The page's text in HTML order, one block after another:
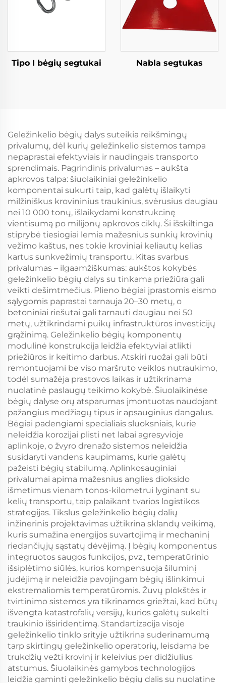
Tipo I bėgių segtukai Nabla segtukas
Geležinkelio bėgių dalys suteikia reikšmingų
privalumų, dėl kurių geležinkelio sistemos tampa
nepaprastai efektyviais ir naudingais transporto
sprendimais. Pagrindinis privalumas – aukšta
apkrovos talpa: šiuolaikiniai geležinkelio
komponentai sukurti taip, kad galėtų išlaikyti
milžiniškus krovininius traukinius, svėrusius daugiau
nei 10 000 tonų, išlaikydami konstrukcinę
vientisumą po milijonų apkrovos ciklų. Ši išskiltinga
stiprybė tiesiogiai lemia mažesnius sunkių krovinių
vežimo kaštus, nes tokie kroviniai keliautų kelias
kartus sunkvežimių transportu. Kitas svarbus
privalumas – ilgaamžiškumas: aukštos kokybės
geležinkelio bėgių dalys su tinkama priežiūra gali
veikti dešimtmečius. Plieno bėgiai įprastomis eismo
sąlygomis paprastai tarnauja 20–30 metų, o
betoniniai riešutai gali tarnauti daugiau nei 50
metų, užtikrindami puikų infrastruktūros investicijų
grąžinimą. Geležinkelio bėgių komponentų
modulinė konstrukcija leidžia efektyviai atlikti
priežiūros ir keitimo darbus. Atskiri ruožai gali būti
remontuojami be viso maršruto veiklos nutraukimo,
todėl sumažėja prastovos laikas ir užtikrinama
nuolatinė paslaugų teikimo kokybė. Šiuolaikinėse
bėgių dalyse orų atsparumas įmontuotas naudojant
pažangius medžiagų tipus ir apsauginius dangalus.
Bėgiai padengiami specialiais sluoksniais, kurie
neleidžia korozijai plisti net labai agresyvioje
aplinkoje, o žvyro drenažo sistemos neleidžia
susidaryti vandens kaupimams, kurie galėtų
pažeisti bėgių stabilumą. Aplinkosauginiai
privalumai apima mažesnius anglies dioksido
išmetimus vienam tonos-kilometrui lyginant su
kelių transportu, taip palaikant tvarios logistikos
strategijas. Tikslus geležinkelio bėgių dalių
inžinerinis projektavimas užtikrina sklandų veikimą,
kuris sumažina energijos suvartojimą ir mechaninį
riedančiųjų sąstatų dėvėjimą. Į bėgių komponentus
integruotos saugos funkcijos, pvz., temperatūrinio
išsiplėtimo siūlės, kurios kompensuoja šiluminį
judėjimą ir neleidžia pavojingam bėgių išlinkimui
ekstremaliomis temperatūromis. Žuvų plokštės ir
tvirtinimo sistemos yra tikrinamos griežtai, kad būtų
išvengta katastrofalių versijų, kurios galėtų sukelti
traukinio išsiridentimą. Standartizacija visoje
geležinkelio tinklo srityje užtikrina suderinamumą
tarp skirtingų geležinkelio operatorių, leisdama be
trukdžių vežti krovinį ir keleivius per didžiulius
atstumus. Šiuolaikinės gamybos technologijos
leidžia gaminti geležinkelio bėgių dalis su nuolatine